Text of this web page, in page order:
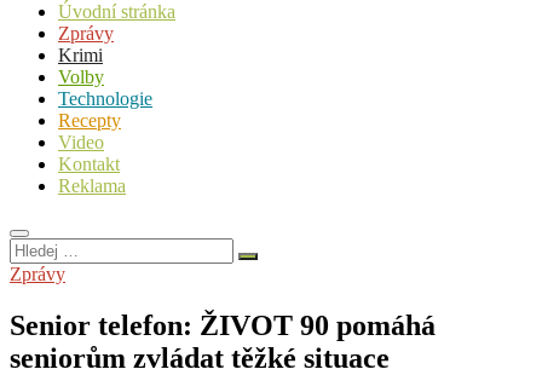
Úvodní stránka
Zprávy
Krimi
Volby
Technologie
Recepty
Video
Kontakt
Reklama
Hledej
…
Zprávy
Senior telefon: ŽIVOT 90 pomáhá
seniorům zvládat těžké situace